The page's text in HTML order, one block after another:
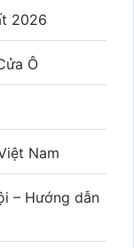
2026
Ô
Nam
– Hướng dẫn